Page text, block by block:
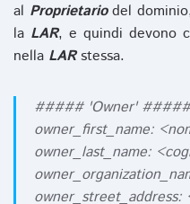
al Proprietariodel
la LAR, e quindi devono
nella LARstessa.
##### 'Owner' #####
owner_first_name:
owner_last_name:
owner_street_address: